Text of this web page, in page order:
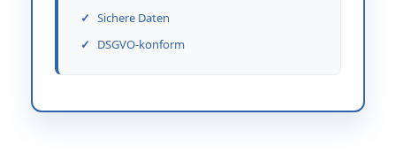
Sichere Daten
DSGVO-konform